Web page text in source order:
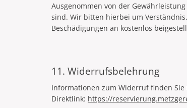
Ausgenommen von der
sind. Wir bitten hierbei um Verständnis.
Beschädigungen an kostenlos
11. Widerrufsbelehrung
Informationen zum Widerruf finden
Direktlink: https://